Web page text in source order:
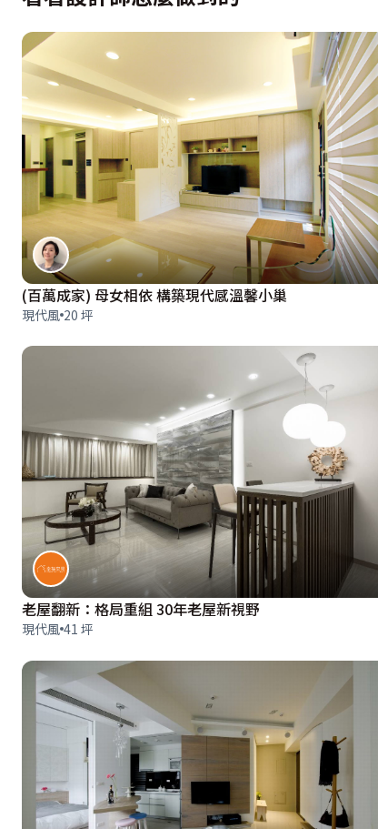
(百萬成家) 母女相依 構築現代感溫馨小巢
現代風 20 坪
老屋翻新：格局重組 30年老屋新視野
現代風 41 坪